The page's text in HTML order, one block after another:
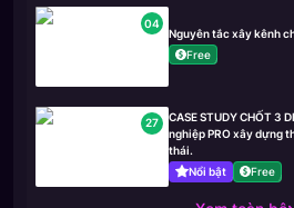
04
Nguyên tắc xây kênh
Free
27
CASE STUDY CHỐT 3
nghiệp PRO xây dựng
thái.
Nổi bật
Free